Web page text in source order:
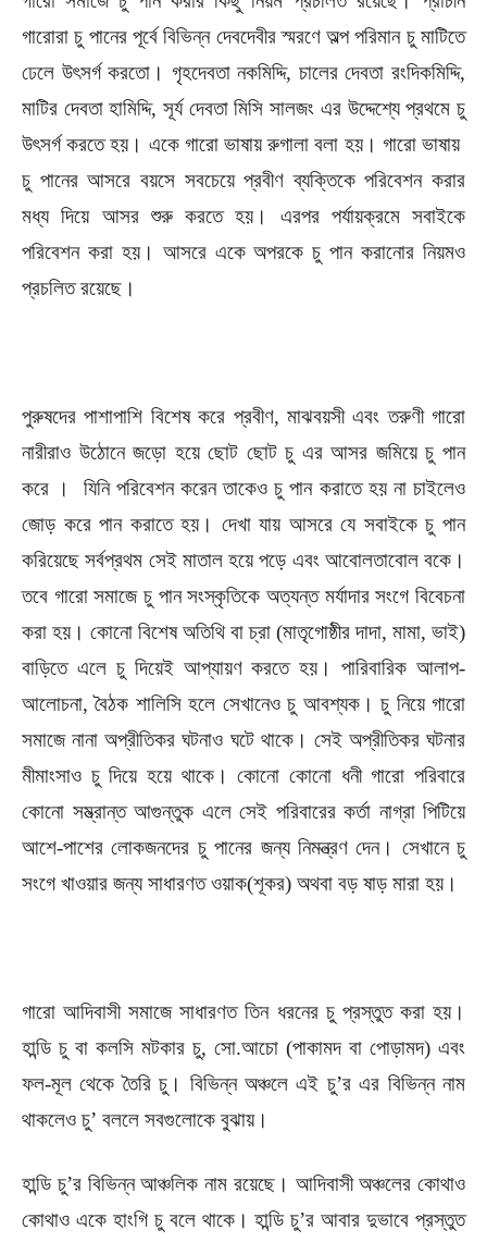
গারোরা চু পানের পূর্বে বিভিন্ন দেবদেবীর স্মরণে অল্প পরিমান চু মাটিতে
ঢেলে উৎসর্গ করতো। গৃহদেবতা নকমিদ্দি, চালের দেবতা রংদিকমিদ্দি,
মাটির দেবতা হামিদ্দি, সূর্য দেবতা মিসি সালজং এর উদ্দেশ্যে প্রথমে চু
উৎসর্গ করতে হয়। একে গারো ভাষায় রুগালা বলা হয়। গারো ভাষায়
চু পানের আসরে বয়সে সবচেয়ে প্রবীণ ব্যক্তিকে পরিবেশন করার
মধ্য দিয়ে আসর শুরু করতে হয়। এরপর পর্যায়ক্রমে সবাইকে
পরিবেশন করা হয়। আসরে একে অপরকে চু পান করানোর নিয়মও
প্রচলিত রয়েছে।
পুরুষদের পাশাপাশি বিশেষ করে প্রবীণ, মাঝবয়সী এবং তরুণী গারো
নারীরাও উঠোনে জড়ো হয়ে ছোট ছোট চু এর আসর জমিয়ে চু পান
করে । যিনি পরিবেশন করেন তাকেও চু পান করাতে হয় না চাইলেও
জোড় করে পান করাতে হয়। দেখা যায় আসরে যে সবাইকে চু পান
করিয়েছে সর্বপ্রথম সেই মাতাল হয়ে পড়ে এবং আবোলতাবোল বকে।
তবে গারো সমাজে চু পান সংস্কৃতিকে অত্যন্ত মর্যাদার সংগে বিবেচনা
করা হয়। কোনো বিশেষ অতিথি বা চ্রা (মাতৃগোষ্ঠীর দাদা, মামা, ভাই)
বাড়িতে এলে চু দিয়েই আপ্যায়ণ করতে হয়। পারিবারিক আলাপ-
আলোচনা, বৈঠক শালিসি হলে সেখানেও চু আবশ্যক। চু নিয়ে গারো
সমাজে নানা অপ্রীতিকর ঘটনাও ঘটে থাকে। সেই অপ্রীতিকর ঘটনার
মীমাংসাও চু দিয়ে হয়ে থাকে। কোনো কোনো ধনী গারো পরিবারে
কোনো সম্ভ্রান্ত আগুন্তুক এলে সেই পরিবারের কর্তা নাগ্রা পিটিয়ে
আশে-পাশের লোকজনদের চু পানের জন্য নিমন্ত্রণ দেন। সেখানে চু
সংগে খাওয়ার জন্য সাধারণত ওয়াক(শূকর) অথবা বড় ষাড় মারা হয়।
গারো আদিবাসী সমাজে সাধারণত তিন ধরনের চু প্রস্তুত করা হয়।
হান্ডি চু বা কলসি মটকার চু, সো.আচো (পাকামদ বা পোড়ামদ) এবং
ফল-মূল থেকে তৈরি চু। বিভিন্ন অঞ্চলে এই চু’র এর বিভিন্ন নাম
থাকলেও চু’ বললে সবগুলোকে বুঝায়।
হান্ডি চু’র বিভিন্ন আঞ্চলিক নাম রয়েছে। আদিবাসী অঞ্চলের কোথাও
কোথাও একে হাংগি চু বলে থাকে। হান্ডি চু’র আবার দুভাবে প্রস্তুত